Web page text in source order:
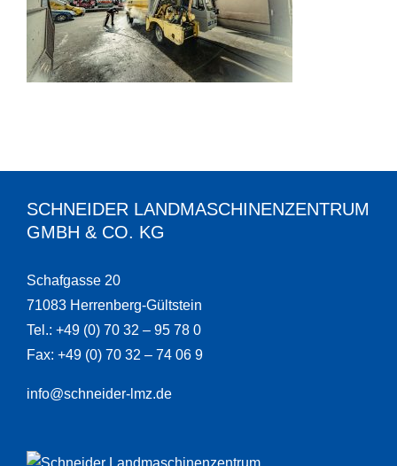
SCHNEIDER LANDMASCHINENZENTRUM
GMBH & CO. KG
Schafgasse 20
71083 Herrenberg-Gültstein
Tel.: +49 (0) 70 32 – 95 78 0
Fax: +49 (0) 70 32 – 74 06 9
info@schneider-lmz.de